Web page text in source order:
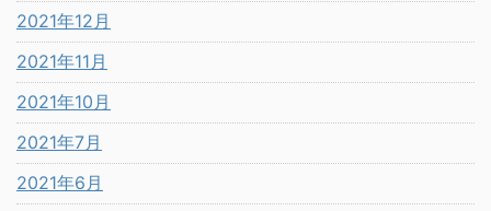
2021年12月
2021年11月
2021年10月
2021年7月
2021年6月